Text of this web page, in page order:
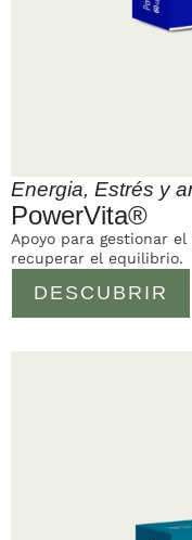
Energia, Estrés y
PowerVita®
DESCUBRIR
Apoyo para gestionar
recuperar el equilibrio.